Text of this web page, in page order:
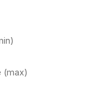
(max)